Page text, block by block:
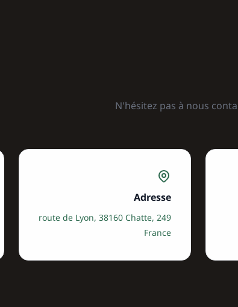
N'hésitez pas à nous
Adresse
249 route de Lyon, 38160 Chatte,
France